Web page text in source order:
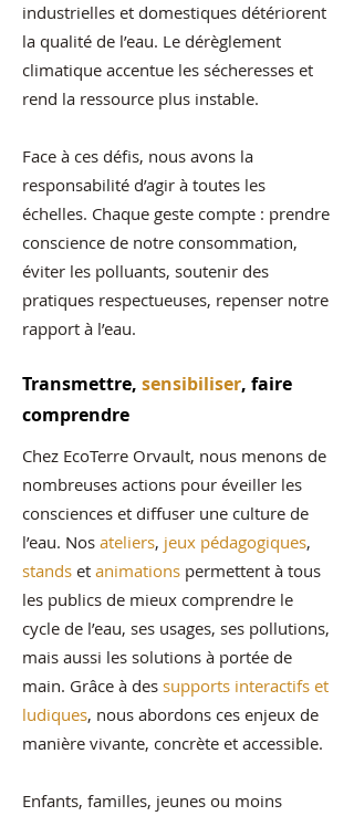
industrielles et domestiques détériorent
la qualité de l’eau. Le dérèglement
climatique accentue les sécheresses et
rend la ressource plus instable.
Face à ces défis, nous avons la
responsabilité d’agir à toutes les
échelles. Chaque geste compte : prendre
conscience de notre consommation,
éviter les polluants, soutenir des
pratiques respectueuses, repenser notre
rapport à l’eau.
Transmettre, sensibiliser, faire
comprendre
Chez EcoTerre Orvault, nous menons de
nombreuses actions pour éveiller les
consciences et diffuser une culture de
l’eau. Nos ateliers, jeux pédagogiques,
stands et animations permettent à tous
les publics de mieux comprendre le
cycle de l’eau, ses usages, ses pollutions,
mais aussi les solutions à portée de
main. Grâce à des supports interactifs et
ludiques, nous abordons ces enjeux de
manière vivante, concrète et accessible.
Enfants, familles, jeunes ou moins